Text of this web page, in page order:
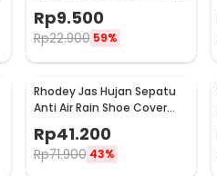
Rp9.500
Rp22.900 59%
Rhodey Jas Hujan Sepatu
Anti Air Rain Shoe Cover
212
Rp41.200
Rp71.900 43%